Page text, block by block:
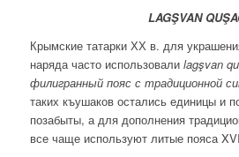
LAGŞVAN
Крымские татарки ХХ в. для
наряда часто использовали lagşvan
филигранный пояс с традиционной
таких къушаков остались единицы и
позабыты, а для дополнения
все чаще используют литые пояса